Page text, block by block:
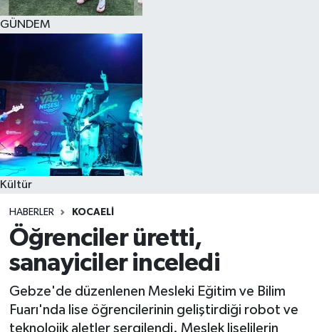
GÜNDEM
Kültür
HABERLER KOCAELI
Öğrenciler üretti,
sanayiciler inceledi
Gebze'de düzenlenen Mesleki Eğitim ve Bilim
Fuarı'nda lise öğrencilerinin geliştirdiği robot ve
teknolojik aletler sergilendi. Meslek liselilerin